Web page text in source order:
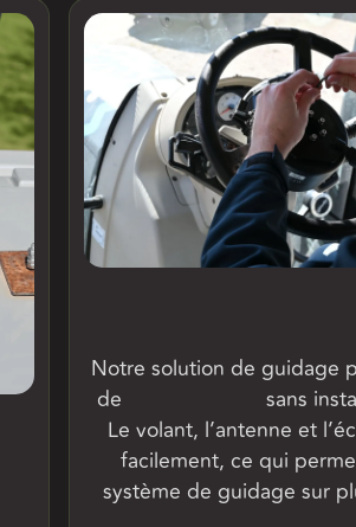
Notre solution de guidage
de
sans
Le volant, l’antenne et
facilement, ce qui
système de guidage sur